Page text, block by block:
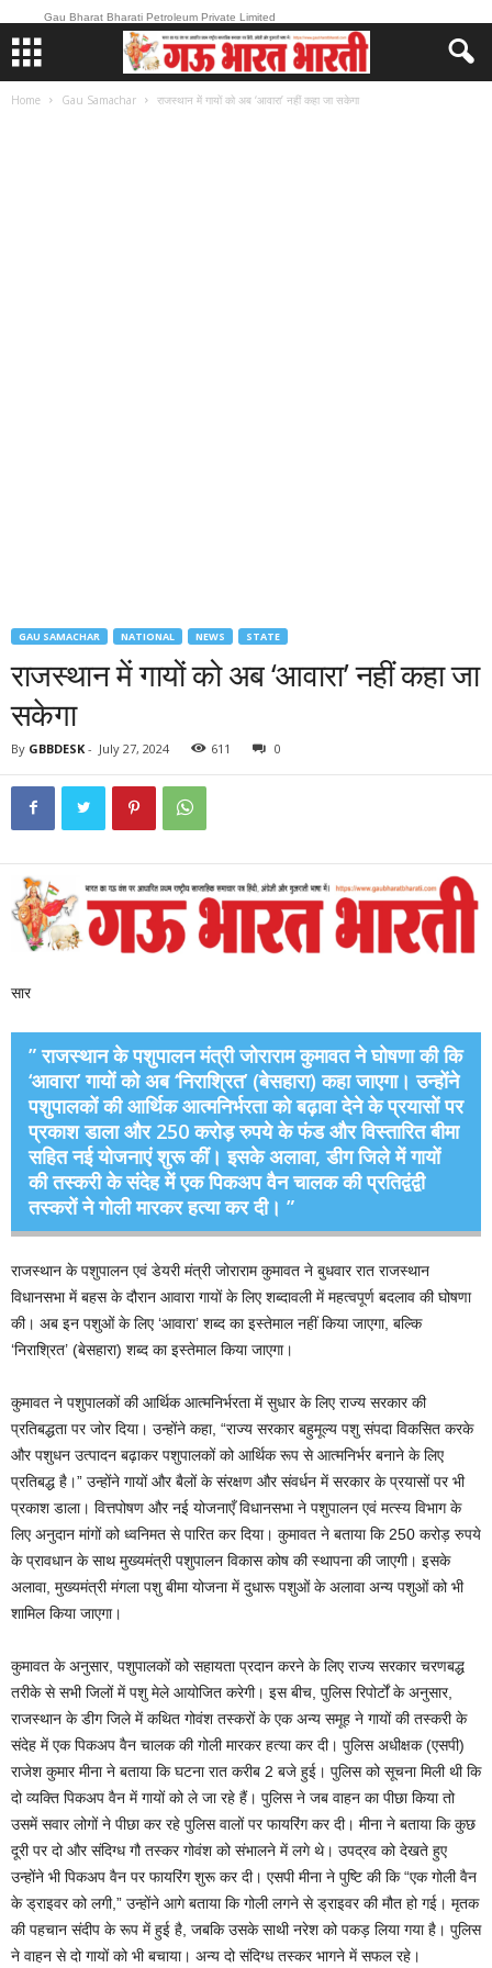
Gau Bharat Bharati Petroleum Private Limited
Home Gau Samachar राजस्थान में गायों को अब ‘आवारा’ नहीं कहा जा सकेगा
GAU SAMACHAR NATIONAL NEWS STATE
राजस्थान में गायों को अब ‘आवारा’ नहीं कहा जा
सकेगा
By GBBDESK - July 27, 2024 611 0
सार
” राजस्थान के पशुपालन मंत्री जोराराम कुमावत ने घोषणा की कि
‘आवारा’ गायों को अब ‘निराश्रित’ (बेसहारा) कहा जाएगा। उन्होंने
पशुपालकों की आर्थिक आत्मनिर्भरता को बढ़ावा देने के प्रयासों पर
प्रकाश डाला और 250 करोड़ रुपये के फंड और विस्तारित बीमा
सहित नई योजनाएं शुरू कीं। इसके अलावा, डीग जिले में गायों
की तस्करी के संदेह में एक पिकअप वैन चालक की प्रतिद्वंद्वी
तस्करों ने गोली मारकर हत्या कर दी। ”
राजस्थान के पशुपालन एवं डेयरी मंत्री जोराराम कुमावत ने बुधवार रात राजस्थान
विधानसभा में बहस के दौरान आवारा गायों के लिए शब्दावली में महत्वपूर्ण बदलाव की घोषणा
की। अब इन पशुओं के लिए ‘आवारा’ शब्द का इस्तेमाल नहीं किया जाएगा, बल्कि
‘निराश्रित’ (बेसहारा) शब्द का इस्तेमाल किया जाएगा।
कुमावत ने पशुपालकों की आर्थिक आत्मनिर्भरता में सुधार के लिए राज्य सरकार की
प्रतिबद्धता पर जोर दिया। उन्होंने कहा, “राज्य सरकार बहुमूल्य पशु संपदा विकसित करके
और पशुधन उत्पादन बढ़ाकर पशुपालकों को आर्थिक रूप से आत्मनिर्भर बनाने के लिए
प्रतिबद्ध है।” उन्होंने गायों और बैलों के संरक्षण और संवर्धन में सरकार के प्रयासों पर भी
प्रकाश डाला। वित्तपोषण और नई योजनाएँ विधानसभा ने पशुपालन एवं मत्स्य विभाग के
लिए अनुदान मांगों को ध्वनिमत से पारित कर दिया। कुमावत ने बताया कि 250 करोड़ रुपये
के प्रावधान के साथ मुख्यमंत्री पशुपालन विकास कोष की स्थापना की जाएगी। इसके
अलावा, मुख्यमंत्री मंगला पशु बीमा योजना में दुधारू पशुओं के अलावा अन्य पशुओं को भी
शामिल किया जाएगा।
कुमावत के अनुसार, पशुपालकों को सहायता प्रदान करने के लिए राज्य सरकार चरणबद्ध
तरीके से सभी जिलों में पशु मेले आयोजित करेगी। इस बीच, पुलिस रिपोर्टों के अनुसार,
राजस्थान के डीग जिले में कथित गोवंश तस्करों के एक अन्य समूह ने गायों की तस्करी के
संदेह में एक पिकअप वैन चालक की गोली मारकर हत्या कर दी। पुलिस अधीक्षक (एसपी)
राजेश कुमार मीना ने बताया कि घटना रात करीब 2 बजे हुई। पुलिस को सूचना मिली थी कि
दो व्यक्ति पिकअप वैन में गायों को ले जा रहे हैं। पुलिस ने जब वाहन का पीछा किया तो
उसमें सवार लोगों ने पीछा कर रहे पुलिस वालों पर फायरिंग कर दी। मीना ने बताया कि कुछ
दूरी पर दो और संदिग्ध गौ तस्कर गोवंश को संभालने में लगे थे। उपद्रव को देखते हुए
उन्होंने भी पिकअप वैन पर फायरिंग शुरू कर दी। एसपी मीना ने पुष्टि की कि “एक गोली वैन
के ड्राइवर को लगी,” उन्होंने आगे बताया कि गोली लगने से ड्राइवर की मौत हो गई। मृतक
की पहचान संदीप के रूप में हुई है, जबकि उसके साथी नरेश को पकड़ लिया गया है। पुलिस
ने वाहन से दो गायों को भी बचाया। अन्य दो संदिग्ध तस्कर भागने में सफल रहे।